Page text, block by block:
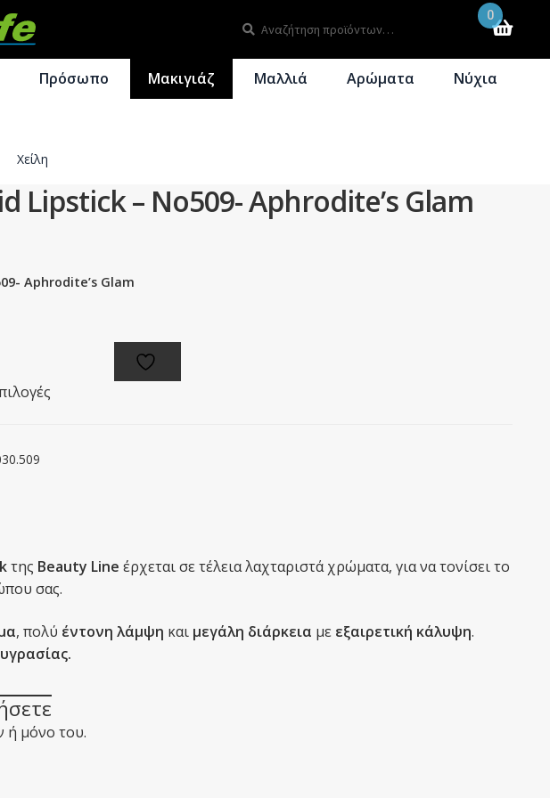
για:
0
Πρόσωπο Μακιγιάζ
Χείλη
Μαλλιά Αρώματα Νύχια
Lipstick – No509- Aphrodite’s Glam
Aphrodite’s Glam
της Beauty Line έρχεται σε τέλεια λαχταριστά χρώματα, για να τονίσει το
σας.
, πολύ έντονη λάμψη και μεγάλη διάρκεια με εξαιρετική κάλυψη.
ή μόνο του.